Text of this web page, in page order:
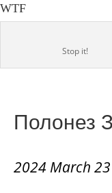
WTF
Stop it!
Полонез
2024 March 23